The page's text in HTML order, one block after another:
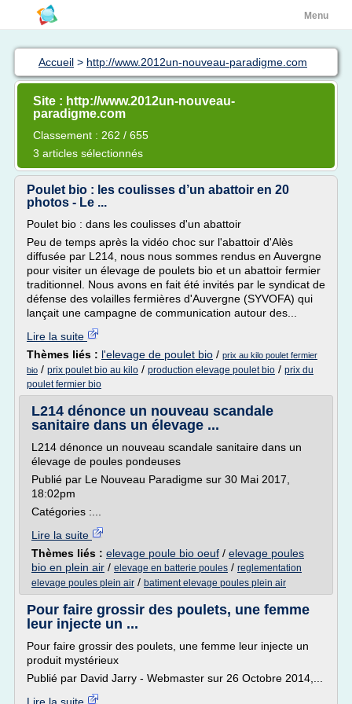
Menu
Accueil > http://www.2012un-nouveau-paradigme.com
Site : http://www.2012un-nouveau-
paradigme.com
Classement : 262 / 655
3 articles sélectionnés
Poulet bio : les coulisses d’un abattoir en 20
photos - Le ...
Poulet bio : dans les coulisses d'un abattoir
Peu de temps après la vidéo choc sur l'abattoir d'Alès
diffusée par L214, nous nous sommes rendus en Auvergne
pour visiter un élevage de poulets bio et un abattoir fermier
traditionnel. Nous avons en fait été invités par le syndicat de
défense des volailles fermières d'Auvergne (SYVOFA) qui
lançait une campagne de communication autour des...
Lire la suite
Thèmes liés : l'elevage de poulet bio / prix au kilo poulet fermier
bio / prix poulet bio au kilo / production elevage poulet bio / prix du
poulet fermier bio
L214 dénonce un nouveau scandale
sanitaire dans un élevage ...
L214 dénonce un nouveau scandale sanitaire dans un
élevage de poules pondeuses
Publié par Le Nouveau Paradigme sur 30 Mai 2017,
18:02pm
Catégories :...
Lire la suite
Thèmes liés : elevage poule bio oeuf / elevage poules
bio en plein air / elevage en batterie poules / reglementation
elevage poules plein air / batiment elevage poules plein air
Pour faire grossir des poulets, une femme
leur injecte un ...
Pour faire grossir des poulets, une femme leur injecte un
produit mystérieux
Publié par David Jarry - Webmaster sur 26 Octobre 2014,...